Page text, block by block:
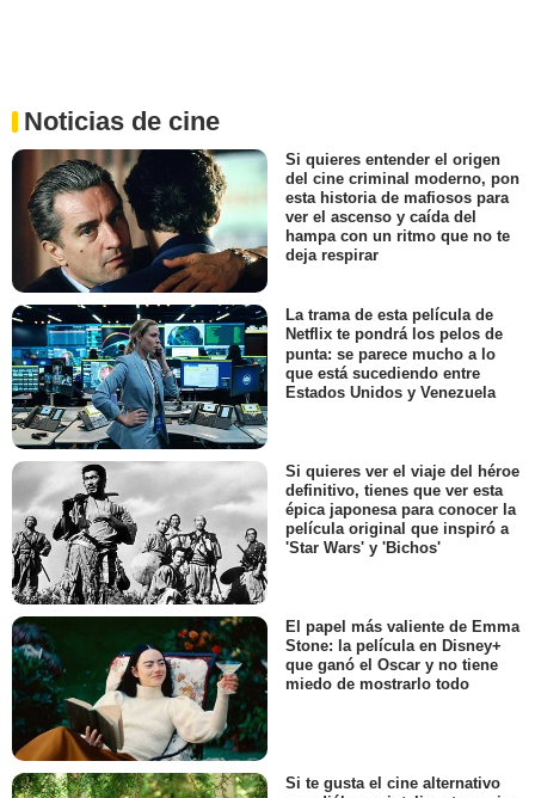
Noticias de cine
Si quieres entender el origen
del cine criminal moderno, pon
esta historia de mafiosos para
ver el ascenso y caída del
hampa con un ritmo que no te
deja respirar
La trama de esta película de
Netflix te pondrá los pelos de
punta: se parece mucho a lo
que está sucediendo entre
Estados Unidos y Venezuela
Si quieres ver el viaje del héroe
definitivo, tienes que ver esta
épica japonesa para conocer la
película original que inspiró a
'Star Wars' y 'Bichos'
El papel más valiente de Emma
Stone: la película en Disney+
que ganó el Oscar y no tiene
miedo de mostrarlo todo
Si te gusta el cine alternativo